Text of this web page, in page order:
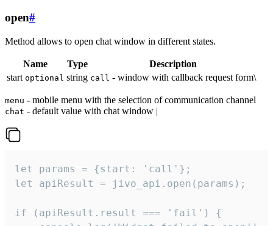
open#
Method allows to open chat window in different states.
Name Type
Description
start optional string call - window with callback request form\
menu - mobile menu with the selection of communication channel
chat - default value with chat window |
let params = {start: 'call'};
let apiResult = jivo_api.open(params);
if (apiResult.result === 'fail') {